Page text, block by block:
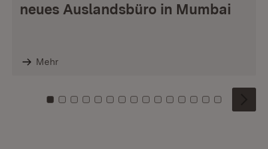
neues Auslandsbüro in Mumbai
Mehr
Zu Kachel: 0
Zu Kachel: 1
Zu Kachel: 2
Zu Kachel: 3
Zu Kachel: 4
Zu Kachel: 5
Zu Kachel: 6
Zu Kachel: 7
Zu Kachel: 8
Zu Kachel: 9
Zu Kachel: 10
Zu Kachel: 11
Zu Kachel: 12
Zu Kachel:
Zu